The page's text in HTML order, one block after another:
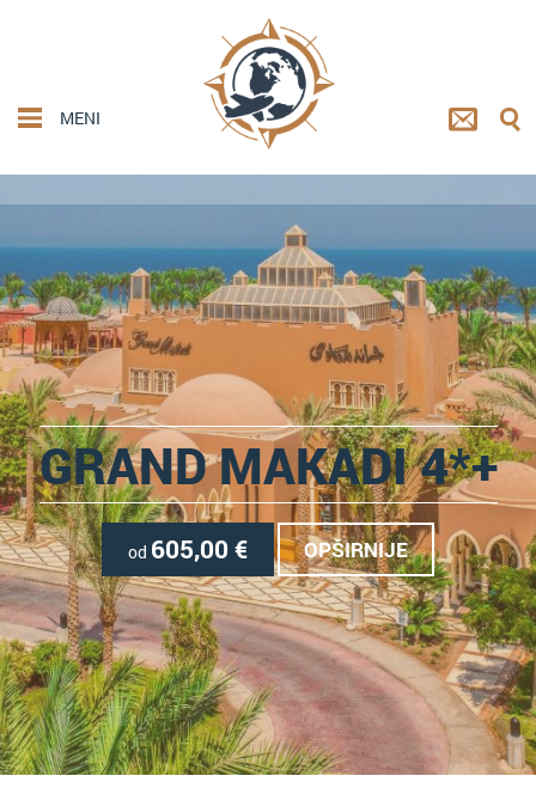
MENI
GRAND MAKADI 4*+
od 605,00 € OPŠIRNIJE